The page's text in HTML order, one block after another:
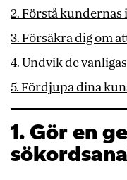
2. Förstå
3. Försäkra dig om
4. Undvik de
5. Fördjupa dina
1. Gör en